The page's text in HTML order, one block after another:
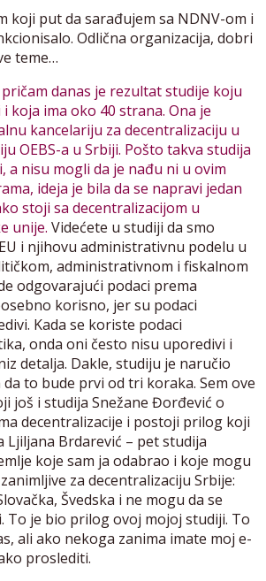
koji put da sarađujem sa NDNV-om i
Odlična organizacija, dobri
teme…
danas je rezultat studije koju
koja ima oko 40 strana. Ona je
kancelariju za decentralizaciju u
OEBS-a u Srbiji. Pošto takva studija
a nisu mogli da je nađu ni u ovim
ideja je bila da se napravi jedan
stoji sa decentralizacijom u
unije. Videćete u studiji da smo
i njihovu administrativnu podelu u
administrativnom i fiskalnom
odgovarajući podaci prema
korisno, jer su podaci
Kada se koriste podaci
onda oni često nisu uporedivi i
detalja. Dakle, studiju je naručio
da to bude prvi od tri koraka. Sem ove
još i studija Snežane Đorđević o
decentralizacije i postoji prilog koji
Ljiljana Brdarević – pet studija
koje sam ja odabrao i koje mogu
za decentralizaciju Srbije:
Švedska i ne mogu da se
To je bio prilog ovoj mojoj studiji. To
ali ako nekoga zanima imate moj e-
proslediti.